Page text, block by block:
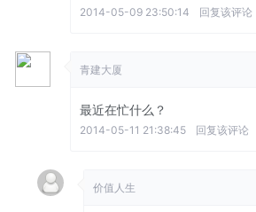
2014-05-09 23:50:14 回复该评论
青建大厦
最近在忙什么？
2014-05-11 21:38:45 回复该评论
价值人生